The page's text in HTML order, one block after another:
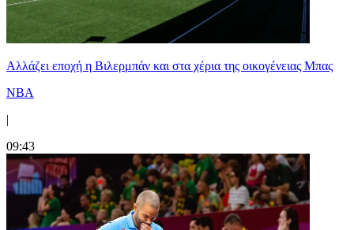
Aλλάζει εποχή η Βιλερμπάν και στα χέρια της οικογένειας Μπας
NBA
|
09:43